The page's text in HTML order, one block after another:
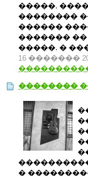
�����.
��������
������
�������
�����. �
16 �������
��������
�